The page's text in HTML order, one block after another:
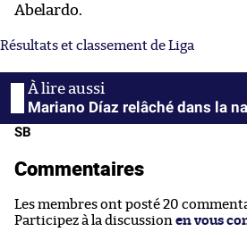
Abelardo.
Résultats et classement de Liga
Mariano Díaz relâché dans la
SB
Commentaires
Les membres ont posté 20
Participez à la discussion en vous